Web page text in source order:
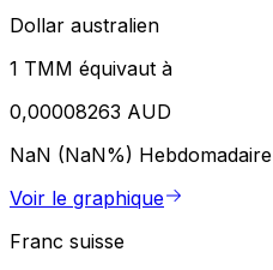
Dollar australien
1 TMM équivaut à
0,00008263 AUD
NaN (NaN%) Hebdomadaire
Voir le graphique
Franc suisse